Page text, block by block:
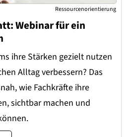
Ressourcenorientierung
Webinar für ein
ihre Stärken gezielt nutzen
Alltag verbessern? Das
wie Fachkräfte ihre
sichtbar machen und